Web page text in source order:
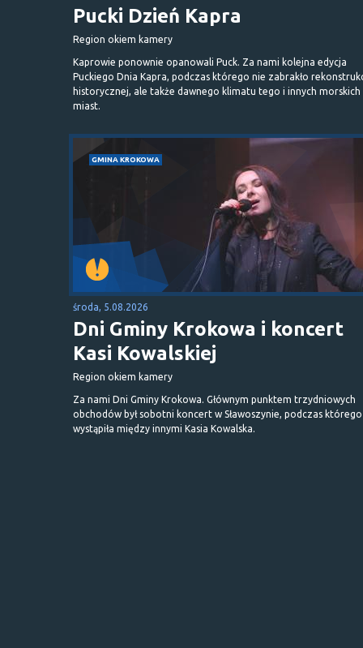
Pucki Dzień Kapra
Region okiem kamery
Kaprowie ponownie opanowali Puck. Za nami kolejna edycja
Puckiego Dnia Kapra, podczas którego nie zabrakło
historycznej, ale także dawnego klimatu tego i innych morskich
miast.
GMINA KROKOWA
środa, 5.08.2026
Dni Gminy Krokowa i koncert
Kasi Kowalskiej
Region okiem kamery
Za nami Dni Gminy Krokowa. Głównym punktem trzydniowych
obchodów był sobotni koncert w Sławoszynie, podczas którego
wystąpiła między innymi Kasia Kowalska.